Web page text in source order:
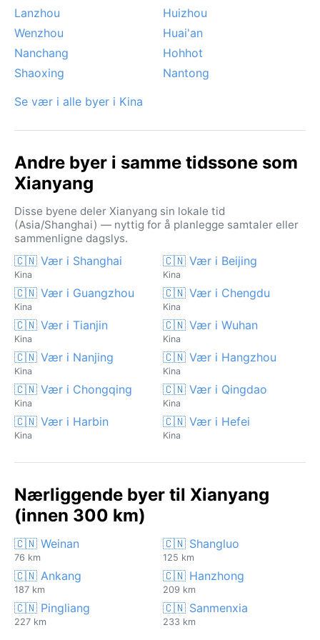
Lanzhou
Huizhou
Wenzhou
Huai'an
Nanchang
Hohhot
Shaoxing
Nantong
Se vær i alle byer i Kina
Andre byer i samme tidssone som
Xianyang
Disse byene deler Xianyang sin lokale tid
(Asia/Shanghai) — nyttig for å planlegge samtaler eller
sammenligne dagslys.
🇨🇳 Vær i Shanghai
Kina
🇨🇳 Vær i Beijing
Kina
🇨🇳 Vær i Guangzhou
Kina
🇨🇳 Vær i Chengdu
Kina
🇨🇳 Vær i Tianjin
Kina
🇨🇳 Vær i Wuhan
Kina
🇨🇳 Vær i Nanjing
Kina
🇨🇳 Vær i Hangzhou
Kina
🇨🇳 Vær i Chongqing
Kina
🇨🇳 Vær i Qingdao
Kina
🇨🇳 Vær i Harbin
Kina
🇨🇳 Vær i Hefei
Kina
Nærliggende byer til Xianyang
(innen 300 km)
🇨🇳 Weinan
76 km
🇨🇳 Shangluo
125 km
🇨🇳 Ankang
187 km
🇨🇳 Hanzhong
209 km
🇨🇳 Pingliang
227 km
🇨🇳 Sanmenxia
233 km